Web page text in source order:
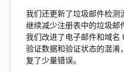
我们还更新了垃圾邮件检测
继续减少注册表中的垃圾邮
我们改进了电子邮件和域名
验证数据和验证状态的混淆
复了少量错误。